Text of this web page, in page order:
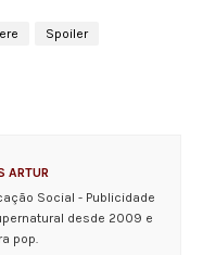
Spoiler
ARTUR
Social - Publicidade
desde 2009 e
pop.